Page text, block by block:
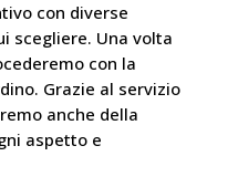
con diverse
scegliere. Una volta
con la
Grazie al servizio
anche della
aspetto e